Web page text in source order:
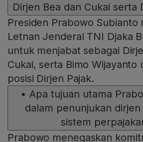
Dirjen Bea dan Cukai serta
Presiden Prabowo Subianto
Letnan Jenderal TNI Djaka
untuk menjabat sebagai
Cukai, serta Bimo Wijayanto
posisi Dirjen Pajak.
• Apa tujuan utama
dalam penunjukan
sistem
Prabowo menegaskan